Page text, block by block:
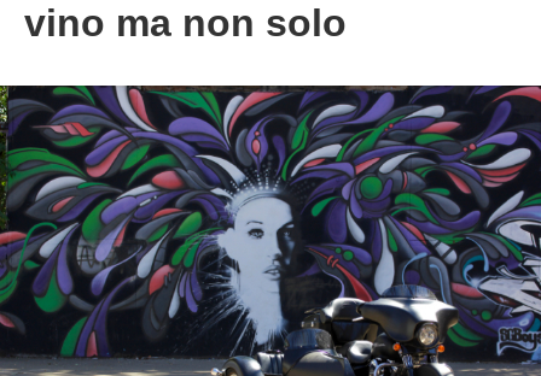
vino ma non solo